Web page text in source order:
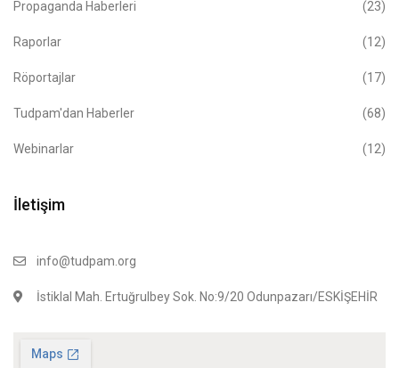
Propaganda Haberleri (23)
Raporlar (12)
Röportajlar (17)
Tudpam'dan Haberler (68)
Webinarlar (12)
İletişim
info@tudpam.org
İstiklal Mah. Ertuğrulbey Sok. No:9/20 Odunpazarı/ESKİŞEHİR